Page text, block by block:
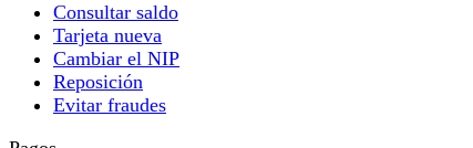
Consultar saldo
Tarjeta nueva
Cambiar el NIP
Reposición
Evitar fraudes